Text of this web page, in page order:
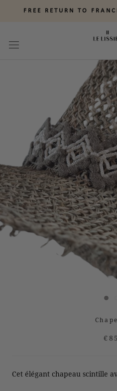
FREE RETURN TO
€85
Cet élégant chapeau scintille